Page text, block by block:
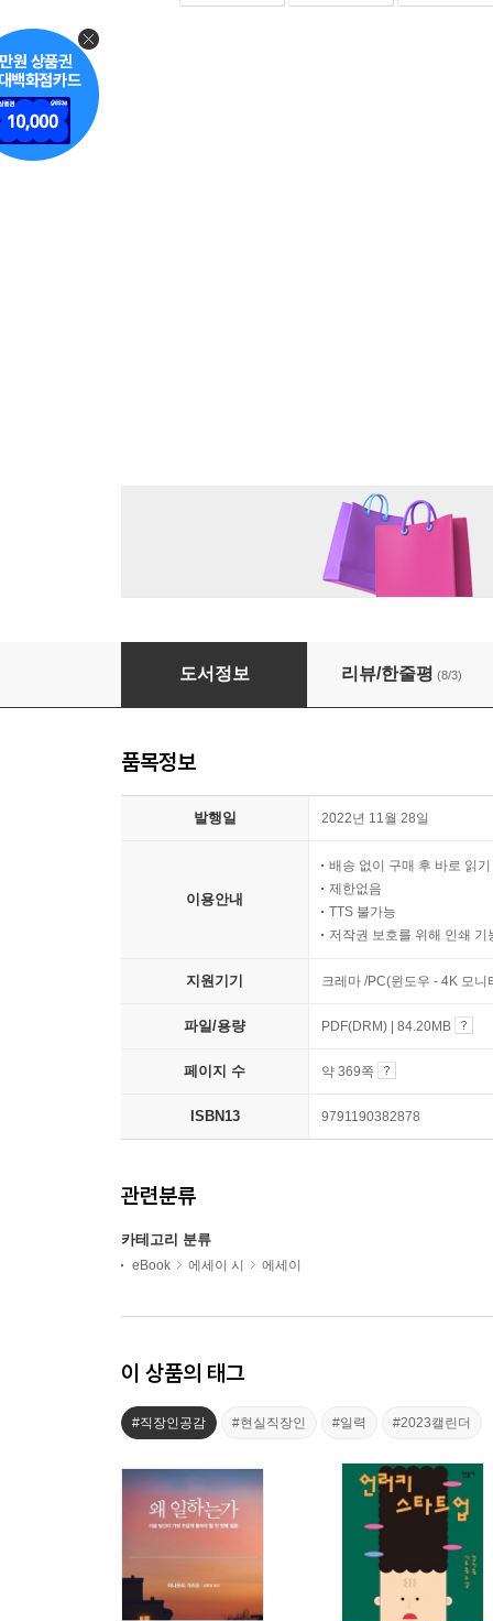
윤직원의 존버일력
도서정보 리뷰/한줄평 (8/3)
품목정보
발행일 2022년 11월 28일
이용안내
배송 없이 구매 후 바로 읽기
제한없음
TTS 불가능
저작권 보호를 위해 인쇄 기
지원기기 크레마 /PC(윈도우 - 4K 모
파일/용량 PDF(DRM) | 84.20MB
페이지 수 약 369쪽
ISBN13 9791190382878
관련분류
카테고리 분류
eBook 에세이 시 에세이
이 상품의 태그
#직장인공감 #현실직장인 #일력 #2023캘린더